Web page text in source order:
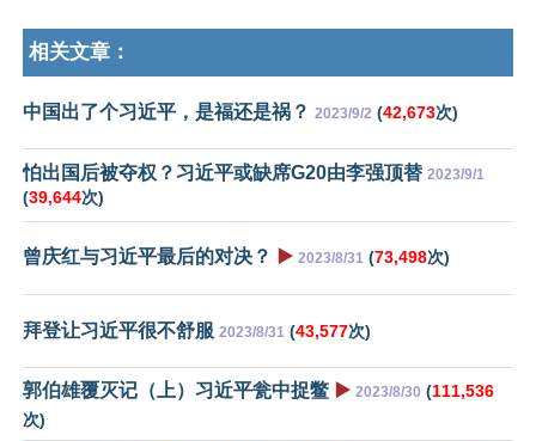
相关文章：
中国出了个习近平，是福还是祸？ 2023/9/2 (42,673次)
怕出国后被夺权？习近平或缺席G20由李强顶替 2023/9/1
(39,644次)
曾庆红与习近平最后的对决？ ▶️ 2023/8/31 (73,498次)
拜登让习近平很不舒服 2023/8/31 (43,577次)
郭伯雄覆灭记（上）习近平瓮中捉鳖 ▶️ 2023/8/30 (111,536
次)